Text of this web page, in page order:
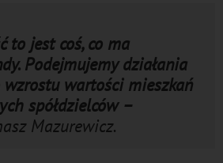
to jest coś, co ma
Podejmujemy działania
wartości mieszkań
spółdzielców –
Mazurewicz.